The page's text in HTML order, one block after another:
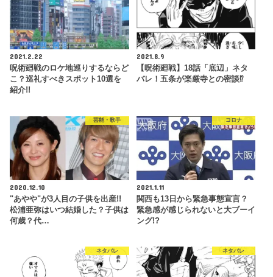
2021.2.22
呪術廻戦のロケ地巡りするならど
こ？巡礼すべきスポット10選を
紹介!!
2021.8.9
【呪術廻戦】18話「底辺」ネタ
バレ！五条が楽厳寺との密談⁉
芸能・歌手
2020.12.10
"あやや"が3人目の子供を出産!!
松浦亜弥はいつ結婚した？子供は
何歳？代…
コロナ
2021.1.11
関西も13日から緊急事態宣言？
緊急感が感じられないと大ブーイ
ング!?
ネタバレ ネタバレ